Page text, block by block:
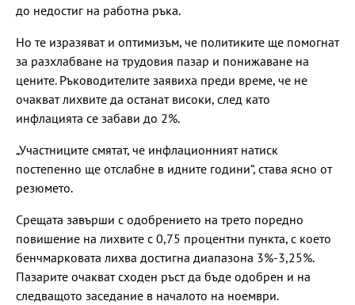
до недостиг на работна ръка.
Но те изразяват и оптимизъм, че политиките ще помогнат
за разхлабване на трудовия пазар и понижаване на
цените. Ръководителите заявиха преди време, че не
очакват лихвите да останат високи, след като
инфлацията се забави до 2%.
„Участниците смятат, че инфлационният натиск
постепенно ще отслабне в идните години“, става ясно от
резюмето.
Срещата завърши с одобрението на трето поредно
повишение на лихвите с 0,75 процентни пункта, с което
бенчмарковата лихва достигна диапазона 3%-3,25%.
Пазарите очакват сходен ръст да бъде одобрен и на
следващото заседание в началото на ноември.